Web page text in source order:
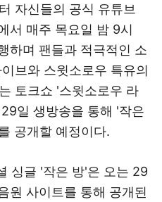
자신들의 공식 유튜브
서 매주 목요일 밤 9시
하며 팬들과 적극적인 소
브와 스윗소로우 특유의
토크쇼 '스윗소로우 라
일 생방송을 통해 '작은
공개할 예정이다.
싱글 '작은 방'은 오는 29
원 사이트를 통해 공개된